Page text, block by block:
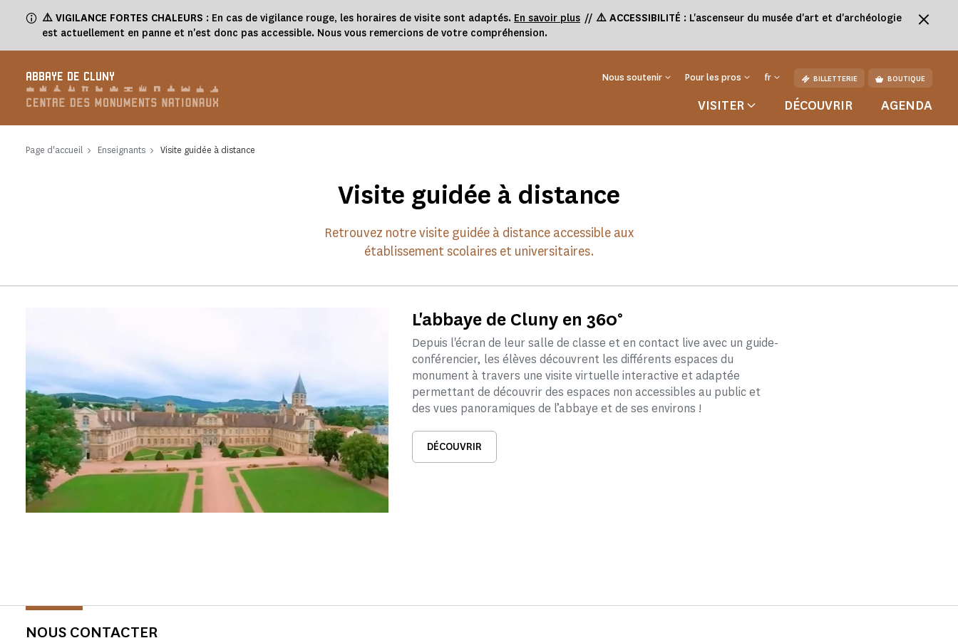
⚠️ VIGILANCE FORTES CHALEURS : En cas de vigilance rouge, les horaires de visite sont adaptés. En savoir plus // ⚠️ ACCESSIBILITÉ : L'ascenseur du musée d'art et d'archéologie
est actuellement en panne et n'est donc pas accessible. Nous vous remercions de votre compréhension.
ABBAYE DE CLUNY Nous soutenir Pour les pros fr BILLETTERIE BOUTIQUE
VISITER DÉCOUVRIR AGENDA
Page d'accueil Enseignants Visite guidée à distance
Visite guidée à distance
Retrouvez notre visite guidée à distance accessible aux
établissement scolaires et universitaires.
L'abbaye de Cluny en 360°
Depuis l'écran de leur salle de classe et en contact live avec un guide-
conférencier, les élèves découvrent les différents espaces du
monument à travers une visite virtuelle interactive et adaptée
permettant de découvrir des espaces non accessibles au public et
des vues panoramiques de l’abbaye et de ses environs !
DÉCOUVRIR
NOUS CONTACTER